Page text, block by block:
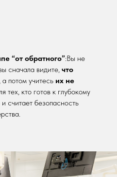
“от обратного”:Вы не
сначала видите, что
, а потом учитесь их не
тех, кто готов к глубокому
считает безопасность